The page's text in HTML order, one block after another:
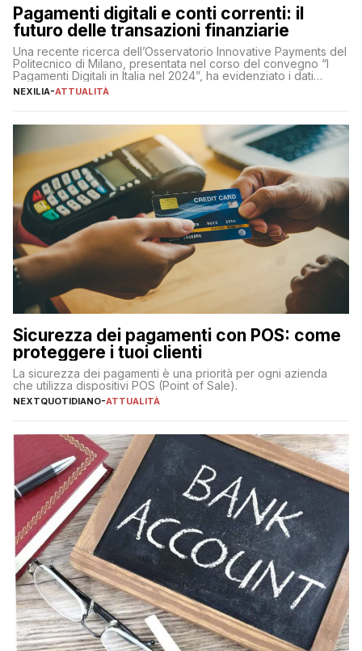
Pagamenti digitali e conti correnti: il
futuro delle transazioni finanziarie
Una recente ricerca dell’Osservatorio Innovative Payments del
Politecnico di Milano, presentata nel corso del convegno “I
Pagamenti Digitali in Italia nel 2024”, ha evidenziato i dati
definitivi del primo semestre 2024 relativamente alle
NEXILIA-ATTUALITÀ
Sicurezza dei pagamenti con POS: come
proteggere i tuoi clienti
La sicurezza dei pagamenti è una priorità per ogni azienda
che utilizza dispositivi POS (Point of Sale).
NEXTQUOTIDIANO-ATTUALITÀ